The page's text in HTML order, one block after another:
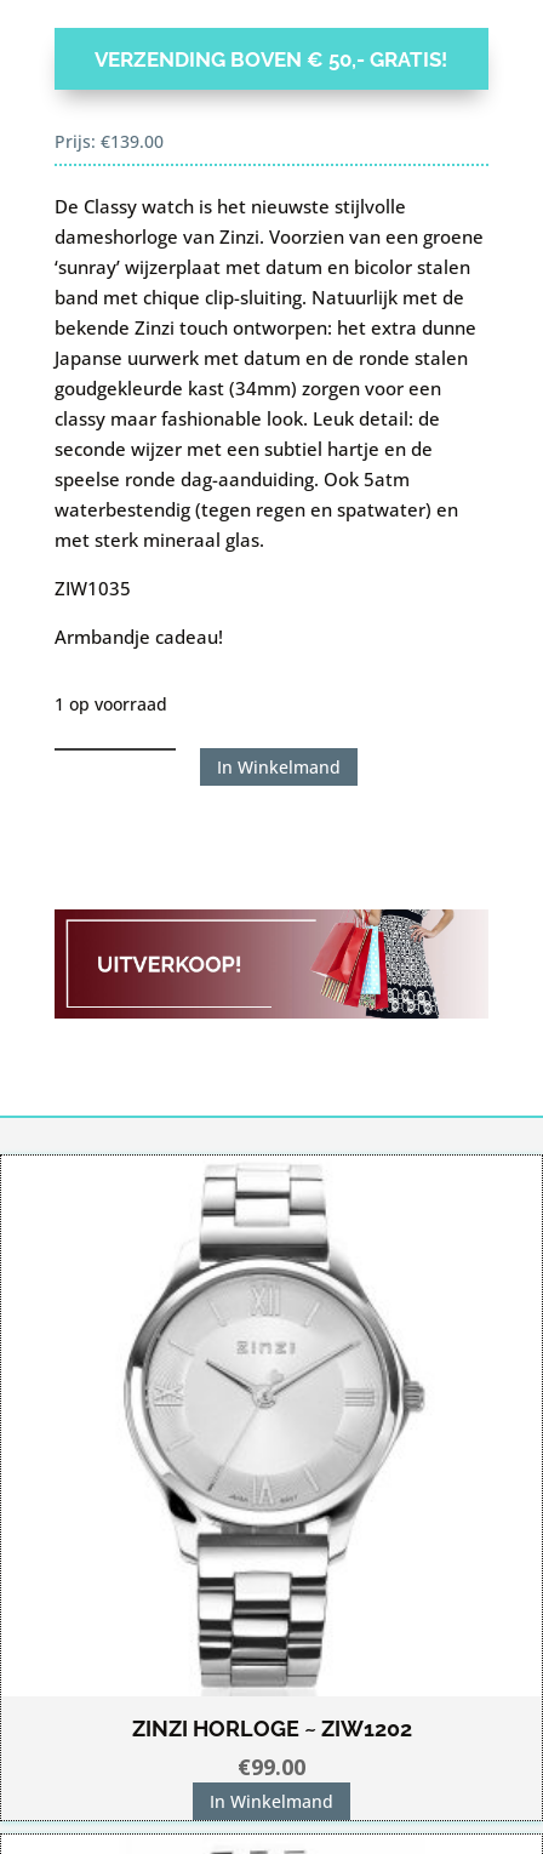
VERZENDING BOVEN € 50,- GRATIS!
Prijs: €139.00
De Classy watch is het nieuwste stijlvolle
dameshorloge van Zinzi. Voorzien van een groene
‘sunray’ wijzerplaat met datum en bicolor stalen
band met chique clip-sluiting. Natuurlijk met de
bekende Zinzi touch ontworpen: het extra dunne
Japanse uurwerk met datum en de ronde stalen
goudgekleurde kast (34mm) zorgen voor een
classy maar fashionable look. Leuk detail: de
seconde wijzer met een subtiel hartje en de
speelse ronde dag-aanduiding. Ook 5atm
waterbestendig (tegen regen en spatwater) en
met sterk mineraal glas.
ZIW1035
Armbandje cadeau!
1 op voorraad
In Winkelmand
ZINZI HORLOGE ~ ZIW1202
€99.00
In Winkelmand